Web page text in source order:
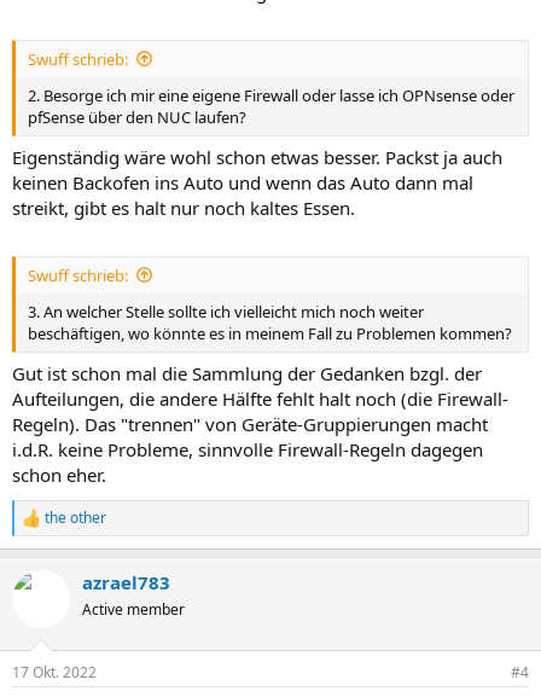
Swuff schrieb:
2. Besorge ich mir eine eigene Firewall oder lasse ich OPNsense oder
pfSense über den NUC laufen?
Eigenständig wäre wohl schon etwas besser. Packst ja auch
keinen Backofen ins Auto und wenn das Auto dann mal
streikt, gibt es halt nur noch kaltes Essen.
Swuff schrieb:
3. An welcher Stelle sollte ich vielleicht mich noch weiter
beschäftigen, wo könnte es in meinem Fall zu Problemen kommen?
Gut ist schon mal die Sammlung der Gedanken bzgl. der
Aufteilungen, die andere Hälfte fehlt halt noch (die Firewall-
Regeln). Das "trennen" von Geräte-Gruppierungen macht
i.d.R. keine Probleme, sinnvolle Firewall-Regeln dagegen
schon eher.
R
e
k
e
the other
azrael783
Active member
17 Okt. 2022 #4